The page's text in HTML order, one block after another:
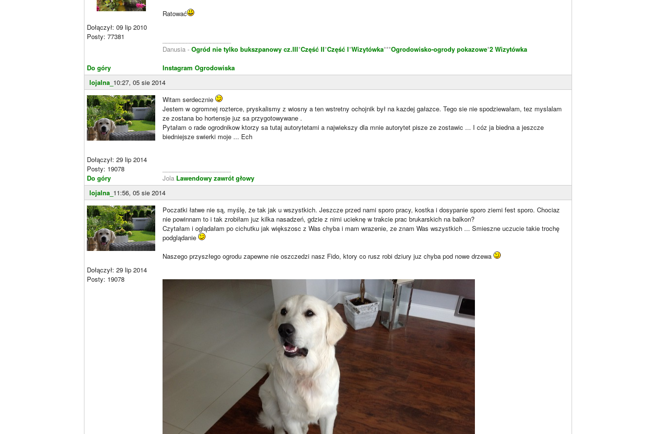
Dołączył: 09 lip 2010
Posty: 77381
Do góry
Ratować
Danusia - Ogród nie tylko bukszpanowy cz.III*Część II*Część I*Wizytówka***Ogrodowisko-ogrody pokazowe*2 Wizytówka
Instagram Ogrodowiska
lojalna_ 10:27, 05 sie 2014
Dołączył: 29 lip 2014
Posty: 19078
Do góry
Witam serdecznie
Jestem w ogromnej rozterce, pryskalismy z wiosny a ten wstretny ochojnik był na kazdej gałazce. Tego sie nie spodziewałam, tez myslalam
ze zostana bo hortensje juz sa przygotowywane .
Pytałam o rade ogrodnikow ktorzy sa tutaj autorytetami a najwiekszy dla mnie autorytet pisze ze zostawic ... I cóz ja biedna a jeszcze
biedniejsze swierki moje ... Ech
Jola Lawendowy zawrót głowy
lojalna_ 11:56, 05 sie 2014
Dołączył: 29 lip 2014
Posty: 19078
Poczatki łatwe nie są, myślę, że tak jak u wszystkich. Jeszcze przed nami sporo pracy, kostka i dosypanie sporo ziemi fest sporo. Chociaz
nie powinnam to i tak zrobiłam juz kilka nasadzeń, gdzie z nimi ucieknę w trakcie prac brukarskich na balkon?
Czytałam i oglądałam po cichutku jak większosc z Was chyba i mam wrazenie, ze znam Was wszystkich ... Smieszne uczucie takie trochę
podglądanie
Naszego przyszłego ogrodu zapewne nie oszczedzi nasz Fido, ktory co rusz robi dziury juz chyba pod nowe drzewa